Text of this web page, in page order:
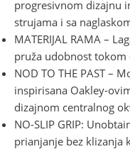
progresivnom dizajnu
strujama i sa
MATERIJAL RAMA –
pruža udobnost tokom
NOD TO THE PAST –
inspirisana Oakley-
dizajnom centralnog
NO-SLIP GRIP:
prianjanje bez klizanja